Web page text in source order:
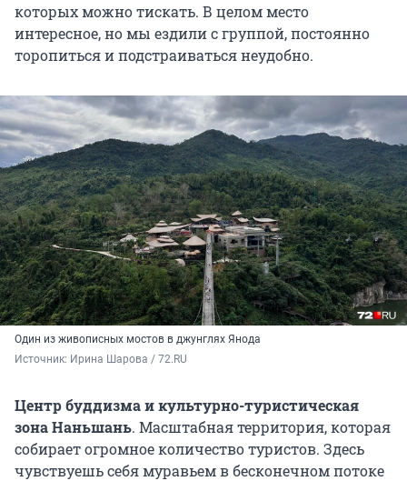
которых можно тискать. В целом место
интересное, но мы ездили с группой, постоянно
торопиться и подстраиваться неудобно.
Один из живописных мостов в джунглях Янода
Источник: Ирина Шарова / 72.RU
Центр буддизма и культурно-туристическая
зона Наньшань. Масштабная территория, которая
собирает огромное количество туристов. Здесь
чувствуешь себя муравьем в бесконечном потоке